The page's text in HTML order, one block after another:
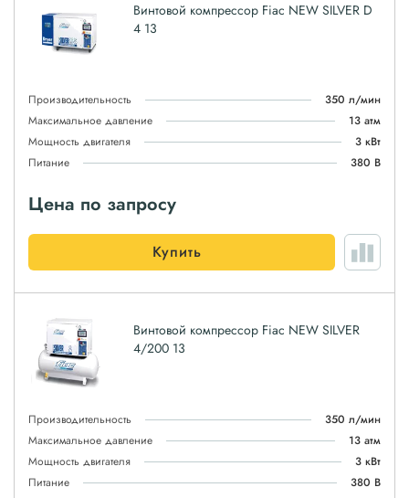
Винтовой компрессор Fiac NEW SILVER D
4 13
Производительность
350 л/мин
Максимальное давление
13 атм
Мощность двигателя
3 кВт
Питание
380 В
Цена по запросу
Купить
Винтовой компрессор Fiac NEW SILVER
4/200 13
Производительность
350 л/мин
Максимальное давление
13 атм
Мощность двигателя
3 кВт
Питание
380 В